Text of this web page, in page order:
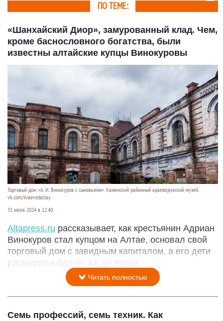
ПО ТЕМЕ:
«Шанхайский Диор», замурованный клад. Чем,
кроме баснословного богатства, были
известны алтайские купцы Винокуровы
Торговый дом «А. И. Винокуров с сыновьями». Каменский районный краеведческий музей.
vk.com/kraevedaltay
31 июля 2024 в 12:40
Altapress.ru рассказывает, как крестьянин Адриан
Винокуров стал купцом на Алтае, основал свой
торговый дом с завидным капиталом, а его дети
расширили бизнес аж до Китая.
Читать полностью
Семь профессий, семь техник. Как